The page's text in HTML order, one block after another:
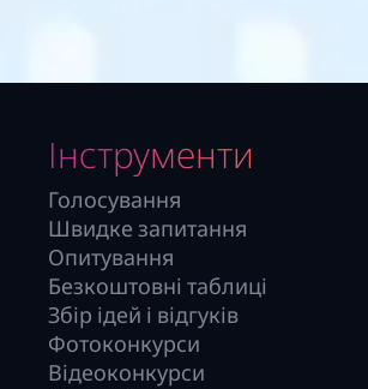
Інструменти
Голосування
Швидке запитання
Опитування
Безкоштовні таблиці
Збір ідей і відгуків
Фотоконкурси
Відеоконкурси